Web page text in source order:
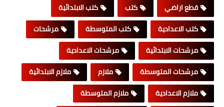
قطع اراضي
كتب
كتب الابتدائية
كتب الاعدادية
كتب المتوسطة
مرشحات
مرشحات الابتدائية
مرشحات الاعدادية
مرشحات المتوسطة
ملازم
ملازم الابتدائية
ملازم الاعدادية
ملازم المتوسطة